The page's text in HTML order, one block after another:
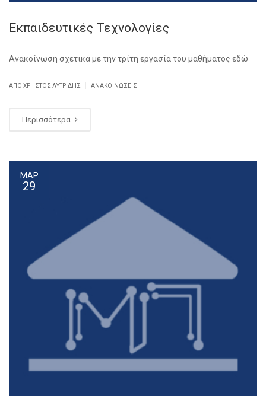
Εκπαιδευτικές Τεχνολογίες
Ανακοίνωση σχετικά με την τρίτη εργασία του μαθήματος εδώ
ΑΠΌ ΧΡΉΣΤΟΣ ΛΥΤΡΊΔΗΣ ΑΝΑΚΟΙΝΏΣΕΙΣ
Περισσότερα
ΜΑΡ
29